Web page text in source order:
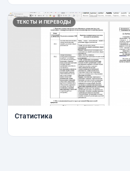
ТЕКСТЫ И ПЕРЕВОДЫ
Статистика